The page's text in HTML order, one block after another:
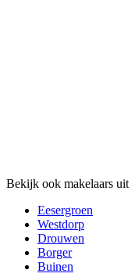
Bekijk ook makelaars uit
Eesergroen
Westdorp
Drouwen
Borger
Buinen